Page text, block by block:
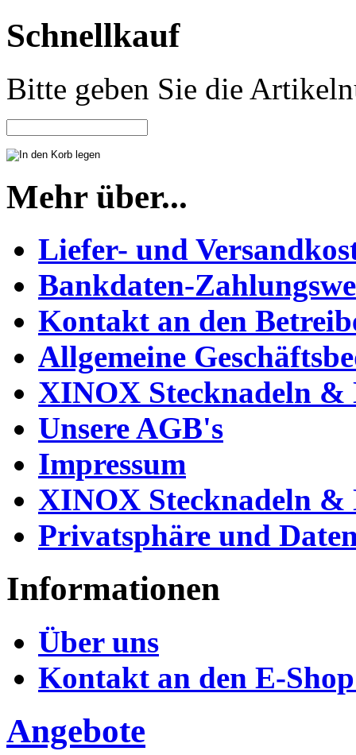
Schnellkauf
Bitte geben Sie die
Mehr über...
Liefer- und
Bankdaten-
Kontakt an den
Allgemeine
XINOX Stecknadeln
Unsere AGB's
Impressum
XINOX Stecknadeln
Privatsphäre und
Informationen
Über uns
Kontakt an den E-
Angebote